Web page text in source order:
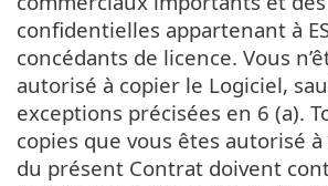
confidentielles appartenant à
concédants de licence. Vous
autorisé à copier le Logiciel,
exceptions précisées en 6 (a).
copies que vous êtes autorisé
du présent Contrat doivent